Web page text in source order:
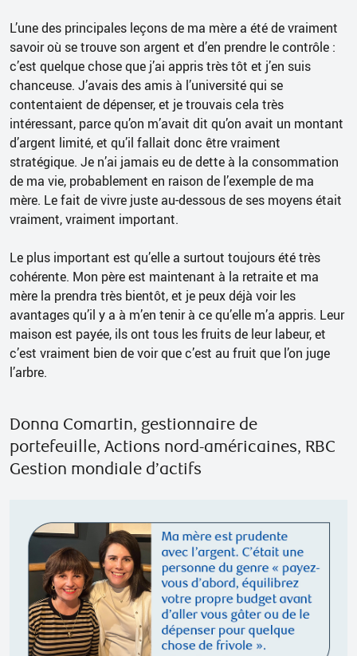
L’une des principales leçons de ma mère a été de vraiment
savoir où se trouve son argent et d’en prendre le contrôle :
c’est quelque chose que j’ai appris très tôt et j’en suis
chanceuse. J’avais des amis à l’université qui se
contentaient de dépenser, et je trouvais cela très
intéressant, parce qu’on m’avait dit qu’on avait un montant
d’argent limité, et qu’il fallait donc être vraiment
stratégique. Je n’ai jamais eu de dette à la consommation
de ma vie, probablement en raison de l’exemple de ma
mère. Le fait de vivre juste au-dessous de ses moyens était
vraiment, vraiment important.
Le plus important est qu’elle a surtout toujours été très
cohérente. Mon père est maintenant à la retraite et ma
mère la prendra très bientôt, et je peux déjà voir les
avantages qu’il y a à m’en tenir à ce qu’elle m’a appris. Leur
maison est payée, ils ont tous les fruits de leur labeur, et
c’est vraiment bien de voir que c’est au fruit que l’on juge
l’arbre.
Donna Comartin, gestionnaire de
portefeuille, Actions nord-américaines, RBC
Gestion mondiale d’actifs